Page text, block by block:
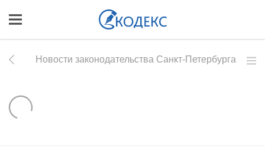
Новости законодательства Санкт-Петербурга